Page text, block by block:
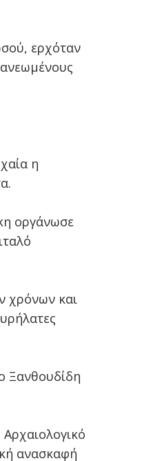
ερχόταν
η
οργάνωσε
χρόνων και
Ξανθουδίδη
ανασκαφή